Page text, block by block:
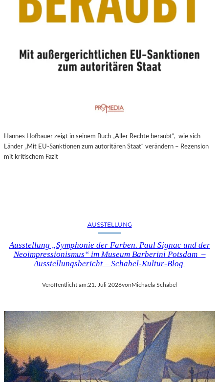
Hannes Hofbauer zeigt in seinem Buch „Aller Rechte beraubt“, wie sich
Länder „Mit EU-Sanktionen zum autoritären Staat“ verändern – Rezension
mit kritischem Fazit
AUSSTELLUNG
Ausstellung „Symphonie der Farben. Paul Signac und der
Neoimpressionismus“ im Museum Barberini Potsdam –
Ausstellungsbericht – Schabel-Kultur-Blog
Veröffentlicht am:21. Juli 2026von Michaela Schabel